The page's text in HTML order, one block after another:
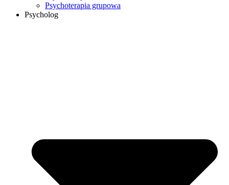
Psychoterapia grupowa
Psycholog